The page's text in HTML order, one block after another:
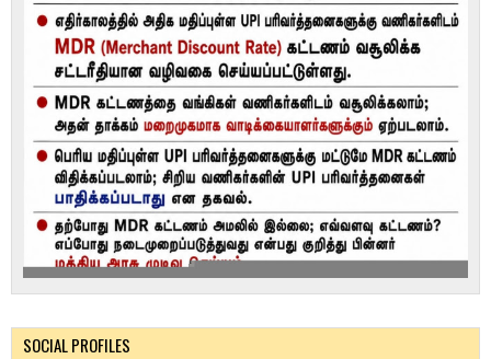
SOCIAL PROFILES